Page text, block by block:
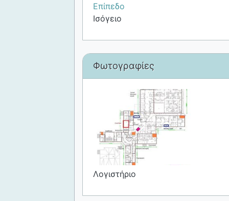
Επίπεδο
Ισόγειο
Φωτογραφίες
Λογιστήριο